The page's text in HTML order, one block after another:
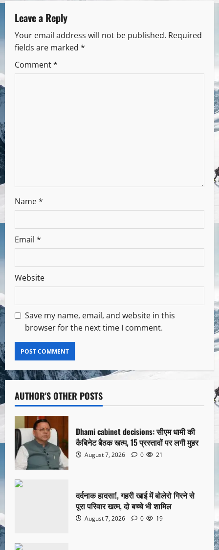
Leave a Reply
Your email address will not be published. Required
fields are marked *
Comment*
Name*
Email *
Website
Save my name, email, and website in this
browser for the next time I comment.
AUTHOR'S OTHER POSTS
Dhami cabinet decisions: सीएम धामी की
कैबिनेट बैठक खत्म, 15 प्रस्तावों पर लगी मुहर
August 7, 2026 0 21
दर्दनाक हादसा!, गहरी खाई में बोलेरो गिरने से
पूरा परिवार खत्म, दो बच्चे भी शामिल
August 7, 2026 0 19